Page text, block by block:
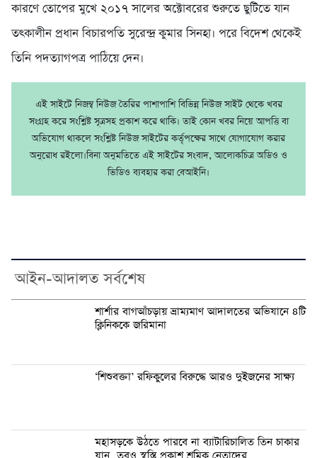
কারণে তোপের মুখে ২০১৭ সালের অক্টোবরের শুরুতে ছুটিতে যান
তৎকালীন প্রধান বিচারপতি সুরেন্দ্র কুমার সিনহা। পরে বিদেশ থেকেই
তিনি পদত্যাগপত্র পাঠিয়ে দেন।
এই সাইটে নিজম্ব নিউজ তৈরির পাশাপাশি বিভিন্ন নিউজ সাইট থেকে খবর
সংগ্রহ করে সংশ্লিষ্ট সূত্রসহ প্রকাশ করে থাকি। তাই কোন খবর নিয়ে আপত্তি বা
অভিযোগ থাকলে সংশ্লিষ্ট নিউজ সাইটের কর্তৃপক্ষের সাথে যোগাযোগ করার
অনুরোধ রইলো।বিনা অনুমতিতে এই সাইটের সংবাদ, আলোকচিত্র অডিও ও
ভিডিও ব্যবহার করা বেআইনি।
আইন-আদালত সর্বশেষ
শার্শার বাগআঁচড়ায় ভ্রাম্যমাণ আদালতের অভিযানে ৪টি
ক্লিনিককে জরিমানা
‘শিশুবক্তা’ রফিকুলের বিরুদ্ধে আরও দুইজনের সাক্ষ্য
মহাসড়কে উঠতে পারবে না ব্যাটারিচালিত তিন চাকার